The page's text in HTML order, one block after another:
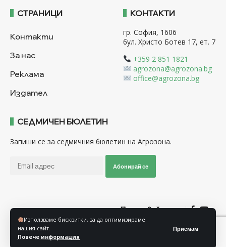
Използваме бисквитки, за да оптимизираме
нашия сайт.
Повече информация
Приемам
СТРАНИЦИ
Контакти
За нас
Реклама
Издател
КОНТАКТИ
гр. София, 1606
бул. Христо Ботев 17, ет. 7
+359 2 851 1821
agrozona@agrozona.bg
office@agrozona.bg
СЕДМИЧЕН БЮЛЕТИН
Запиши се за седмичния бюлетин на Агрозона.
Абонирай се
Последвайте ни
Общи условия
Политика за използване на “Бисквитки”